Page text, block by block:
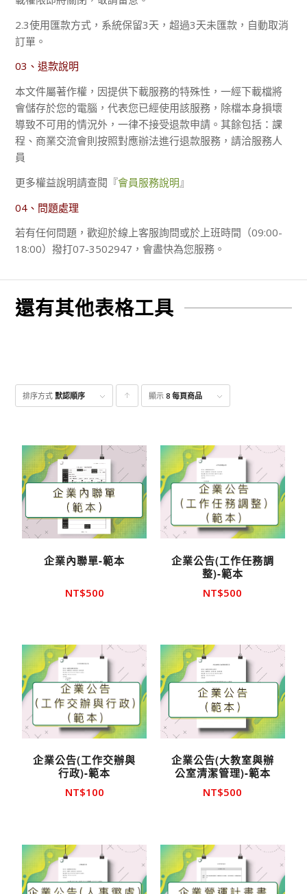
2.3使用匯款方式，系統保留3天，超過3天未匯款，自動取消
訂單。
03、退款說明
本文件屬著作權，因提供下載服務的特殊性，一經下載檔將
會儲存於您的電腦，代表您已經使用該服務，除檔本身損壞
導致不可用的情況外，一律不接受退款申請。其餘包括：課
程、商業交流會則按照對應辦法進行退款服務，請洽服務人
員
更多權益說明請查閱『會員服務說明 』
04、問題處理
若有任何問題，歡迎於線上客服詢問或於上班時間（09:00-
18:00）撥打07-3502947，會盡快為您服務。
還有其他表格工具
排序方式默認順序 點
品
顯示8 每頁商品
企業內聯單-範本
NT$500
企業公告(工作任務調
整)-範本
NT$500
企業公告(工作交辦與
行政)-範本
NT$100
企業公告(大教室與辦
公室清潔管理)-範本
NT$500